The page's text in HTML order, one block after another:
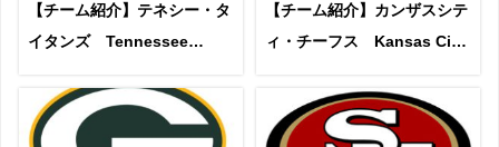
【チーム紹介】テネシー・タ
イタンズ Tennessee
【チーム紹介】カンザスシテ
ィ・チーフス Kansas City